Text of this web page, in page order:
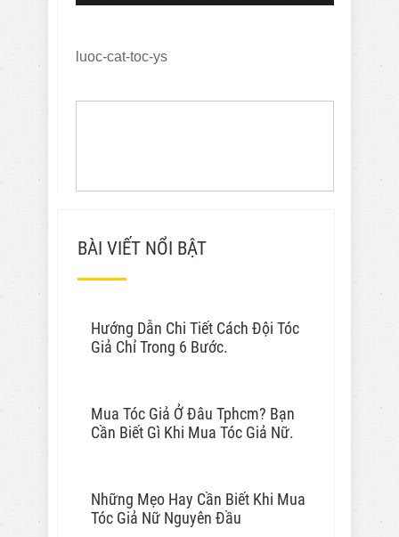
luoc-cat-toc-ys
BÀI VIẾT NỔI BẬT
Hướng Dẫn Chi Tiết Cách Đội Tóc
Giả Chỉ Trong 6 Bước.
Mua Tóc Giả Ở Đâu Tphcm? Bạn
Cần Biết Gì Khi Mua Tóc Giả Nữ.
Những Mẹo Hay Cần Biết Khi Mua
Tóc Giả Nữ Nguyên Đầu